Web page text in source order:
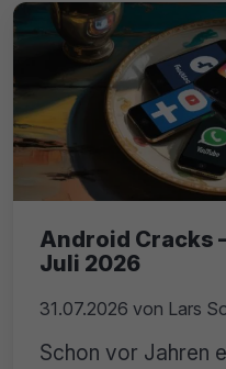
Android Cracks
Juli 2026
31.07.2026 von Lars
Schon vor Jahren